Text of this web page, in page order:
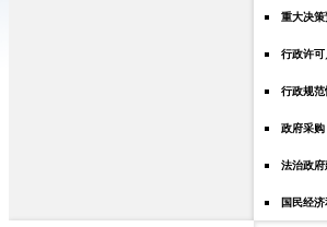
重大决策
行政许
行政规范
政府采购
法治政
国民经